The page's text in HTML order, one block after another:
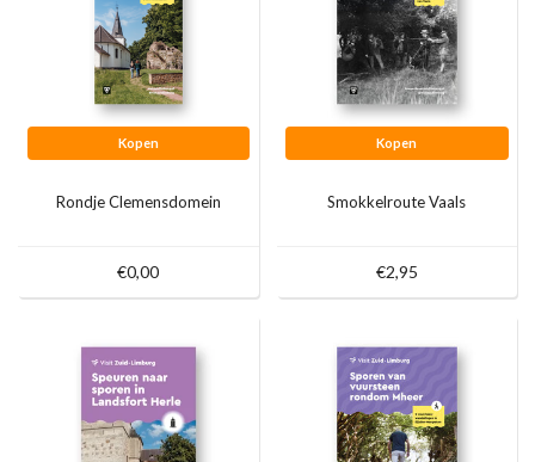
Kopen
Rondje Clemensdomein
€0,00
Kopen
Smokkelroute Vaals
€2,95